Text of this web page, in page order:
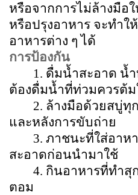
หรือจากการไม่ล้างมือ
หรือปรุงอาหาร จะทำใ
อาหารต่าง ๆ ได้
การป้องกัน
1. ดื่มน้ำสะอาด น้
ต้องดื่มน้ำที่ท่วมควรต้
2. ล้างมือด้วยสบู่ทุ
และหลังการขับถ่าย
3. ภาชนะที่ใส่อาห
สะอาดก่อนนำมาใช้
4. กินอาหารที่ทำสุ
ตอม